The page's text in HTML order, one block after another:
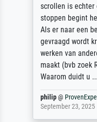
scrollen is echter
stoppen begint
Als er naar een
gevraagd wordt
werken van
maakt (bvb zoek
Waarom duidt u ...
philip@
September 23, 2025